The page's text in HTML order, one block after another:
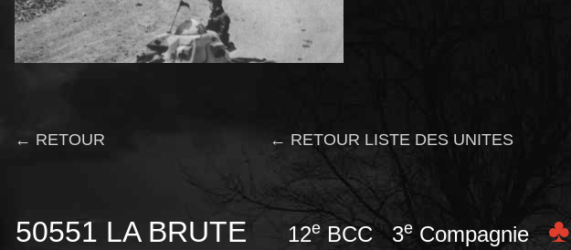
← RETOUR ← RETOUR LISTE DES UNITES
50551 LA BRUTE 12e BCC 3e Compagnie♣